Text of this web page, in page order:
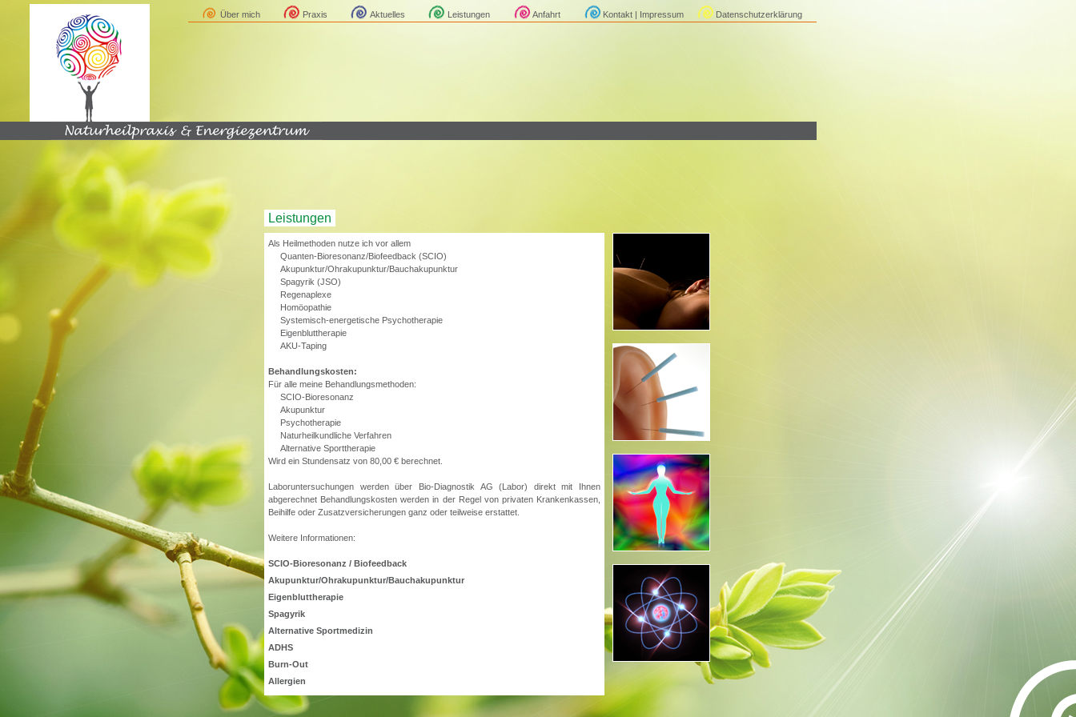
Über mich Praxis Aktuelles Leistungen Anfahrt Kontakt | Impressum Datenschutzerklärung
Leistungen
Als Heilmethoden nutze ich vor allem
Quanten-Bioresonanz/Biofeedback (SCIO)
Akupunktur/Ohrakupunktur/Bauchakupunktur
Spagyrik (JSO)
Regenaplexe
Homöopathie
Systemisch-energetische Psychotherapie
Eigenbluttherapie
AKU-Taping
Behandlungskosten:
Für alle meine Behandlungsmethoden:
SCIO-Bioresonanz
Akupunktur
Psychotherapie
Naturheilkundliche Verfahren
Alternative Sporttherapie
Wird ein Stundensatz von 80,00 € berechnet.
Laboruntersuchungen werden über Bio-Diagnostik AG (Labor) direkt mit Ihnen
abgerechnet Behandlungskosten werden in der Regel von privaten Krankenkassen,
Beihilfe oder Zusatzversicherungen ganz oder teilweise erstattet.
Weitere Informationen:
SCIO-Bioresonanz / Biofeedback
Akupunktur/Ohrakupunktur/Bauchakupunktur
Eigenbluttherapie
Spagyrik
Alternative Sportmedizin
ADHS
Burn-Out
Allergien